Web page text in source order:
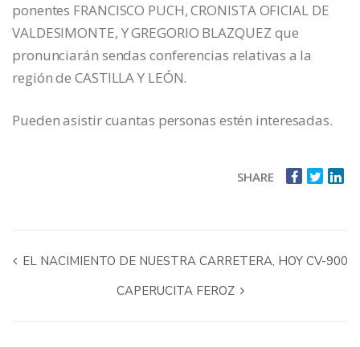
ponentes FRANCISCO PUCH, CRONISTA OFICIAL DE
VALDESIMONTE, Y GREGORIO BLAZQUEZ que
pronunciarán sendas conferencias relativas a la
región de CASTILLA Y LEÓN.
Pueden asistir cuantas personas estén interesadas.
SHARE
EL NACIMIENTO DE NUESTRA CARRETERA, HOY CV-900
CAPERUCITA FEROZ